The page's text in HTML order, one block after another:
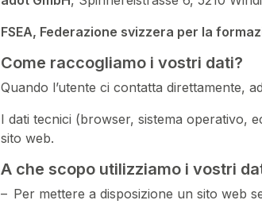
FSEA, Federazione svizzera per la
Come raccogliamo i vostri dati?
Quando l’utente ci contatta direttamente,
I dati tecnici (browser, sistema operativo,
sito web.
A che scopo utilizziamo i vostri
Per mettere a disposizione un sito web